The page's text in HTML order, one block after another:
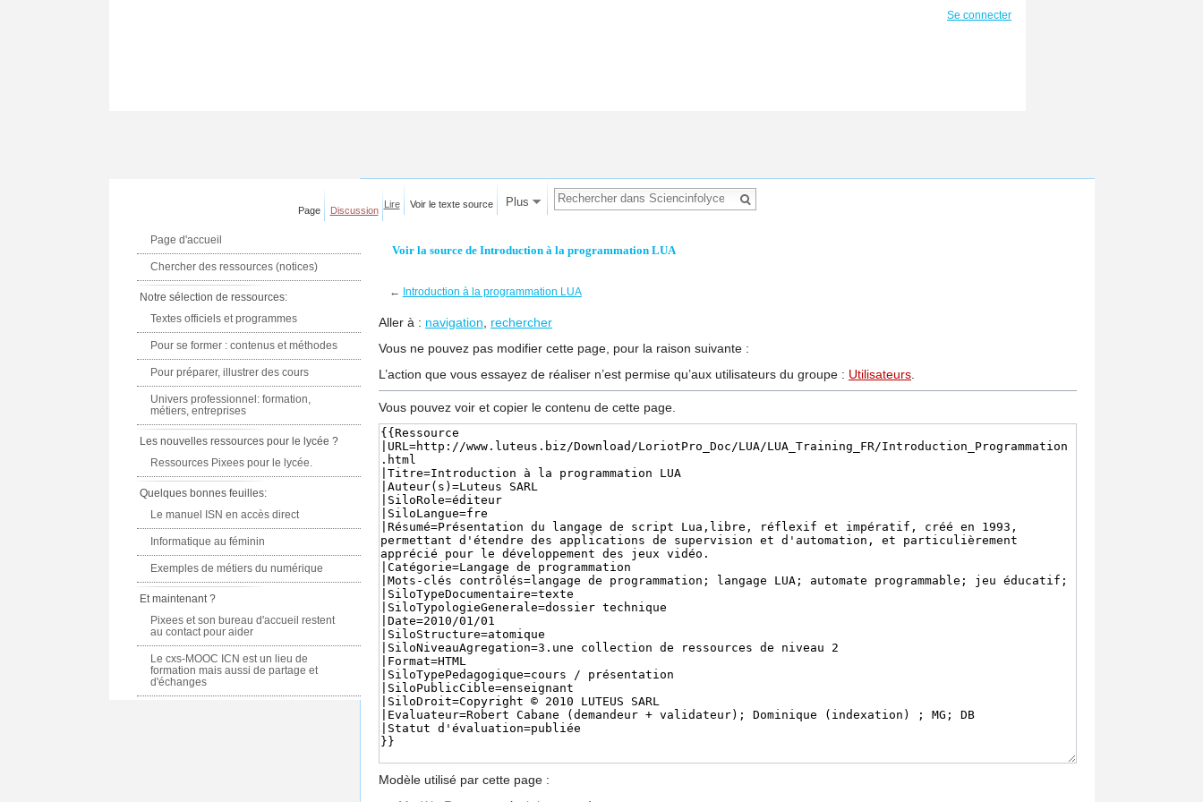
Voir la source de Introduction à la programmation LUA
← Introduction à la programmation LUA
Aller à : navigation, rechercher
Vous ne pouvez pas modifier cette page, pour la raison suivante :
L’action que vous essayez de réaliser n’est permise qu’aux utilisateurs du groupe : Utilisateurs.
Vous pouvez voir et copier le contenu de cette page.
Modèle utilisé par cette page :
Se connecter
Page Discussion
Lire Voir le texte source Plus
Page d'accueil
Chercher des ressources (notices)
Notre sélection de ressources:
Textes officiels et programmes
Pour se former : contenus et méthodes
Pour préparer, illustrer des cours
Univers professionnel: formation,
métiers, entreprises
Les nouvelles ressources pour le lycée ?
Ressources Pixees pour le lycée.
Quelques bonnes feuilles:
Le manuel ISN en accès direct
Informatique au féminin
Exemples de métiers du numérique
Et maintenant ?
Pixees et son bureau d'accueil restent
au contact pour aider
Le cxs-MOOC ICN est un lieu de
formation mais aussi de partage et
d'échanges